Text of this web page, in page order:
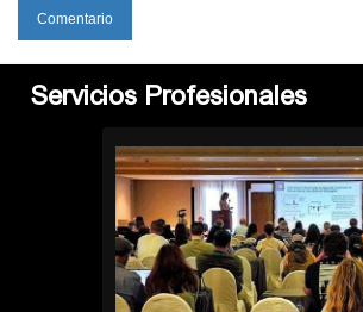
Servicios Profesionales